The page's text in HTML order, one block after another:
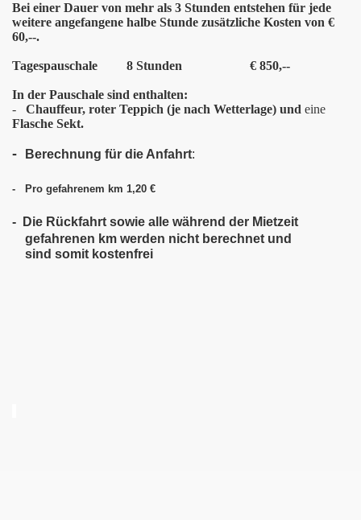
Bei einer Dauer von mehr als 3 Stunden entstehen für jede
weitere angefangene halbe Stunde zusätzliche Kosten von €
60,--.
Tagespauschale 8 Stunden € 850,--
In der Pauschale sind enthalten:
-
Chauffeur, roter Teppich (je nach Wetterlage) und eine
Flasche Sekt.
- Berechnung für die Anfahrt:
- Pro gefahrenem km 1,20 €
- Die Rückfahrt sowie alle während der Mietzeit
gefahrenen km werden nicht berechnet und
sind somit kostenfrei